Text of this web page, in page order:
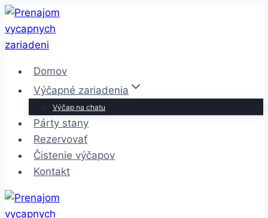
Skip
to
content
Domov
Výčapné zariadenia
Výčap na chatu
Párty stany
Rezervovať
Čistenie výčapov
Kontakt